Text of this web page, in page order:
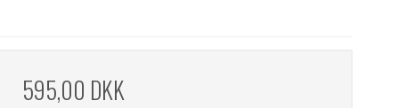
595,00 DKK